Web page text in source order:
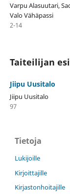
Varpu Alasuutari,
Valo Vähäpassi
2-14
Taiteilijan
Jiipu Uusitalo
Jiipu Uusitalo
97
Tietoja
Lukijoille
Kirjoittajille
Kirjastonhoitajille